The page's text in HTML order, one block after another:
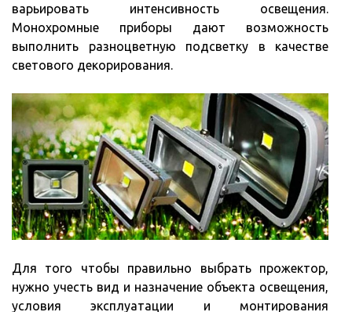
варьировать интенсивность освещения.
Монохромные приборы дают возможность
выполнить разноцветную подсветку в качестве
светового декорирования.
Для того чтобы правильно выбрать прожектор,
нужно учесть вид и назначение объекта освещения,
условия эксплуатации и монтирования